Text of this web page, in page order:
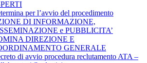
per l’avvio del procedimento
DI INFORMAZIONE,
e PUBBLICITA’
DIREZIONE E
GENERALE
di avvio procedura reclutamento ATA –